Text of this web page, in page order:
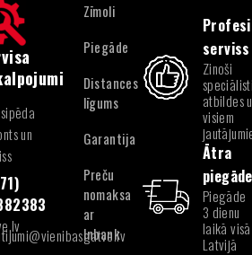
un
Zīmoli
Piegāde
Distances
līgums
Garantija
Preču
nomaksa
ar
Inbank
serviss
Zinoši
atbildes
visiem
Ātra
piegāde
Piegāde
3 dienu
laikā visā
Latvijā